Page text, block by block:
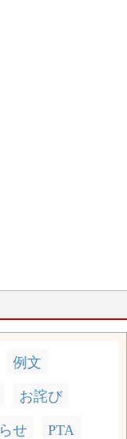
例文
お詫び
せ PTA